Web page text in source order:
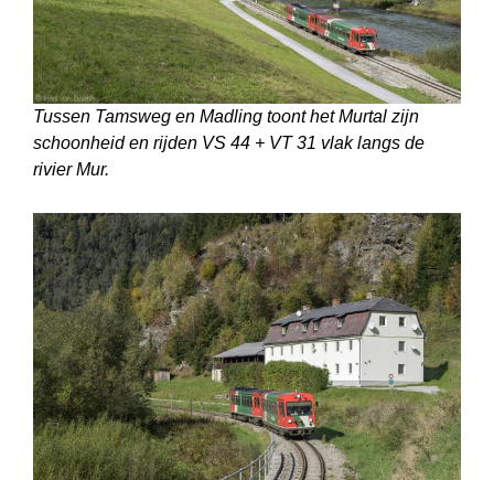
Tussen Tamsweg en Madling toont het Murtal zijn
schoonheid en rijden VS 44 + VT 31 vlak langs de
rivier Mur.